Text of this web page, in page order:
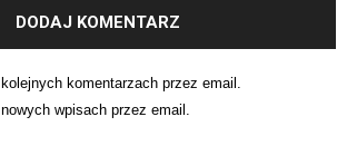
komentarzach przez email.
wpisach przez email.